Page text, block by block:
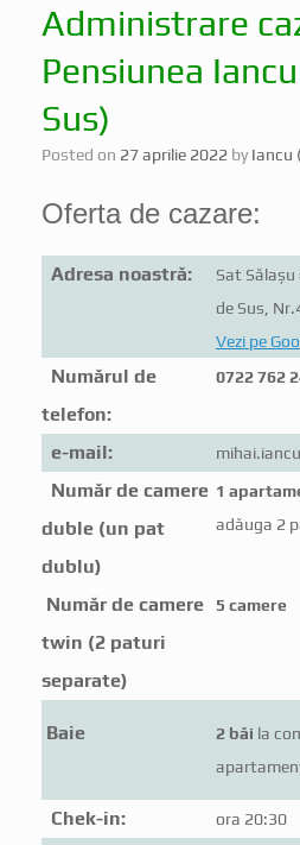
Administrare
Pensiunea
Sus)
Posted on 27 aprilie 2022 by Iancu
Oferta de cazare:
Adresa noastră:
Sat Sălașu
de Sus,
Vezi pe
Numărul de
telefon:
0722 762
e-mail:
Număr de camere
duble (un pat
dublu)
1
adăuga 2
Număr de camere
twin (2 paturi
separate)
5 camere
Baie 2 băi la
Chek-in: ora 20:30